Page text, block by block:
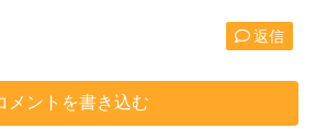
返信
メントを書き込む